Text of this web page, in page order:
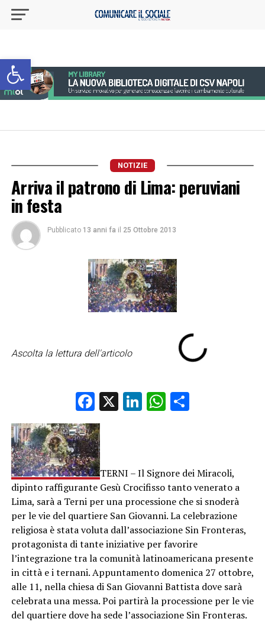
Apri la barra degli strumenti
NOTIZIE
Arriva il patrono di Lima: peruviani
in festa
Pubblicato 13 anni fa il 25 Ottobre 2013
Ascolta la lettura dell'articolo
Facebook
X LinkedIn
WhatsApp
Condividi
TERNI – Il Signore dei Miracoli,
dipinto raffigurante Gesù Crocifisso tanto venerato a
Lima, sarà a Terni per una processione che si snoderà
per le vie del quartiere San Giovanni. La celebrazione
religiosa è stata voluta dall’associazione Sin Fronteras,
protagonista di tante iniziative per favorire
l’integrazione tra la comunità latinoamericana presente
in città e i ternani. Appuntamento domenica 27 ottobre,
alle 11, nella chiesa di San Giovanni Battista dove sarà
celebrata una messa. Poi partirà la processione per le vie
del quartiere dove ha sede l’associazione Sin Fronteras.